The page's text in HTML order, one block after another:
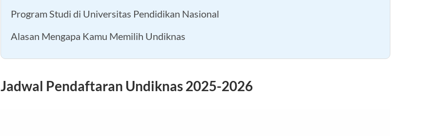
Program Studi di Universitas Pendidikan Nasional
Alasan Mengapa Kamu Memilih Undiknas
Jadwal Pendaftaran Undiknas 2025-2026